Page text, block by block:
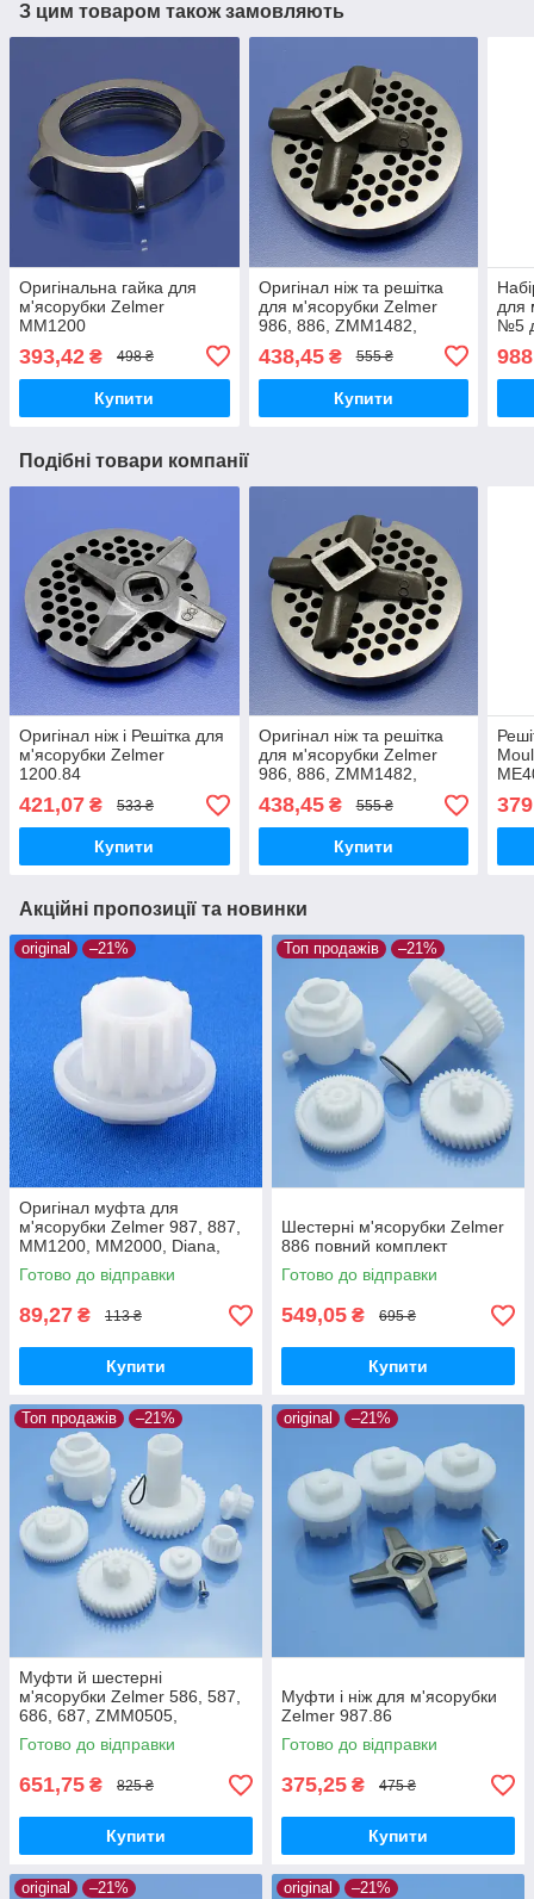
З цим товаром також замовляють
Оригінальна гайка для
м'ясорубки Zelmer
MM1200
393,42 ₴ 498 ₴
Купити
Оригінал ніж та решітка
для м'ясорубки Zelmer
986, 886, ZMM1482,
односторонній
438,45₴ 555 ₴
Купити
для
№5
Подібні товари компанії
Оригінал ніж і Решітка для
м'ясорубки Zelmer
1200.84
421,07 ₴ 533 ₴
Купити
Оригінал ніж та решітка
для м'ясорубки Zelmer
986, 886, ZMM1482,
ZMM1483 №8
односторонній
438,45₴ 555 ₴
Купити
Акційні пропозиції та новинки
original –21%
Оригінал муфта для
м'ясорубки Zelmer 987, 887,
MM1200, MM2000, Diana,
Expressive, ZMM5548W,
ZMM1589, ZMM2088
Готово до відправки
89,27 ₴ 113 ₴
Купити
Топ продажів –21%
Шестерні м'ясорубки Zelmer
886 повний комплект
Готово до відправки
549,05 ₴ 695 ₴
Купити
Топ продажів –21%
Муфти й шестерні
м'ясорубки Zelmer 586, 587,
686, 687, ZMM0505,
ZMM0554, ZMM0805,
ZMM0815, ZMM0854,
ZMM0905, ZMM0954,
ZMM1005
Готово до відправки
651,75 ₴ 825 ₴
Купити
original –21%
Муфти і ніж для м'ясорубки
Zelmer 987.86
Готово до відправки
375,25 ₴ 475 ₴
Купити
original –21% original –21%